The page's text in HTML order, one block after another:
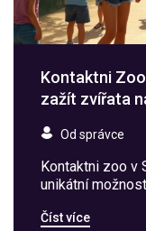
Kontaktni
zažít zvířata
Od správce
Kontaktni zoo v
unikátní
umožňují také
Číst více